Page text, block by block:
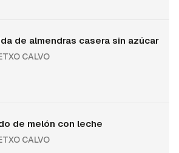
de almendras casera sin azúcar
CALVO
de melón con leche
CALVO